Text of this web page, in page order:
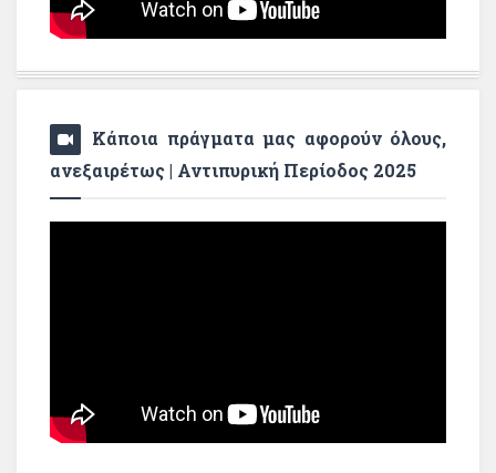
Κάποια πράγματα μας αφορούν όλους,
ανεξαιρέτως | Αντιπυρική Περίοδος 2025